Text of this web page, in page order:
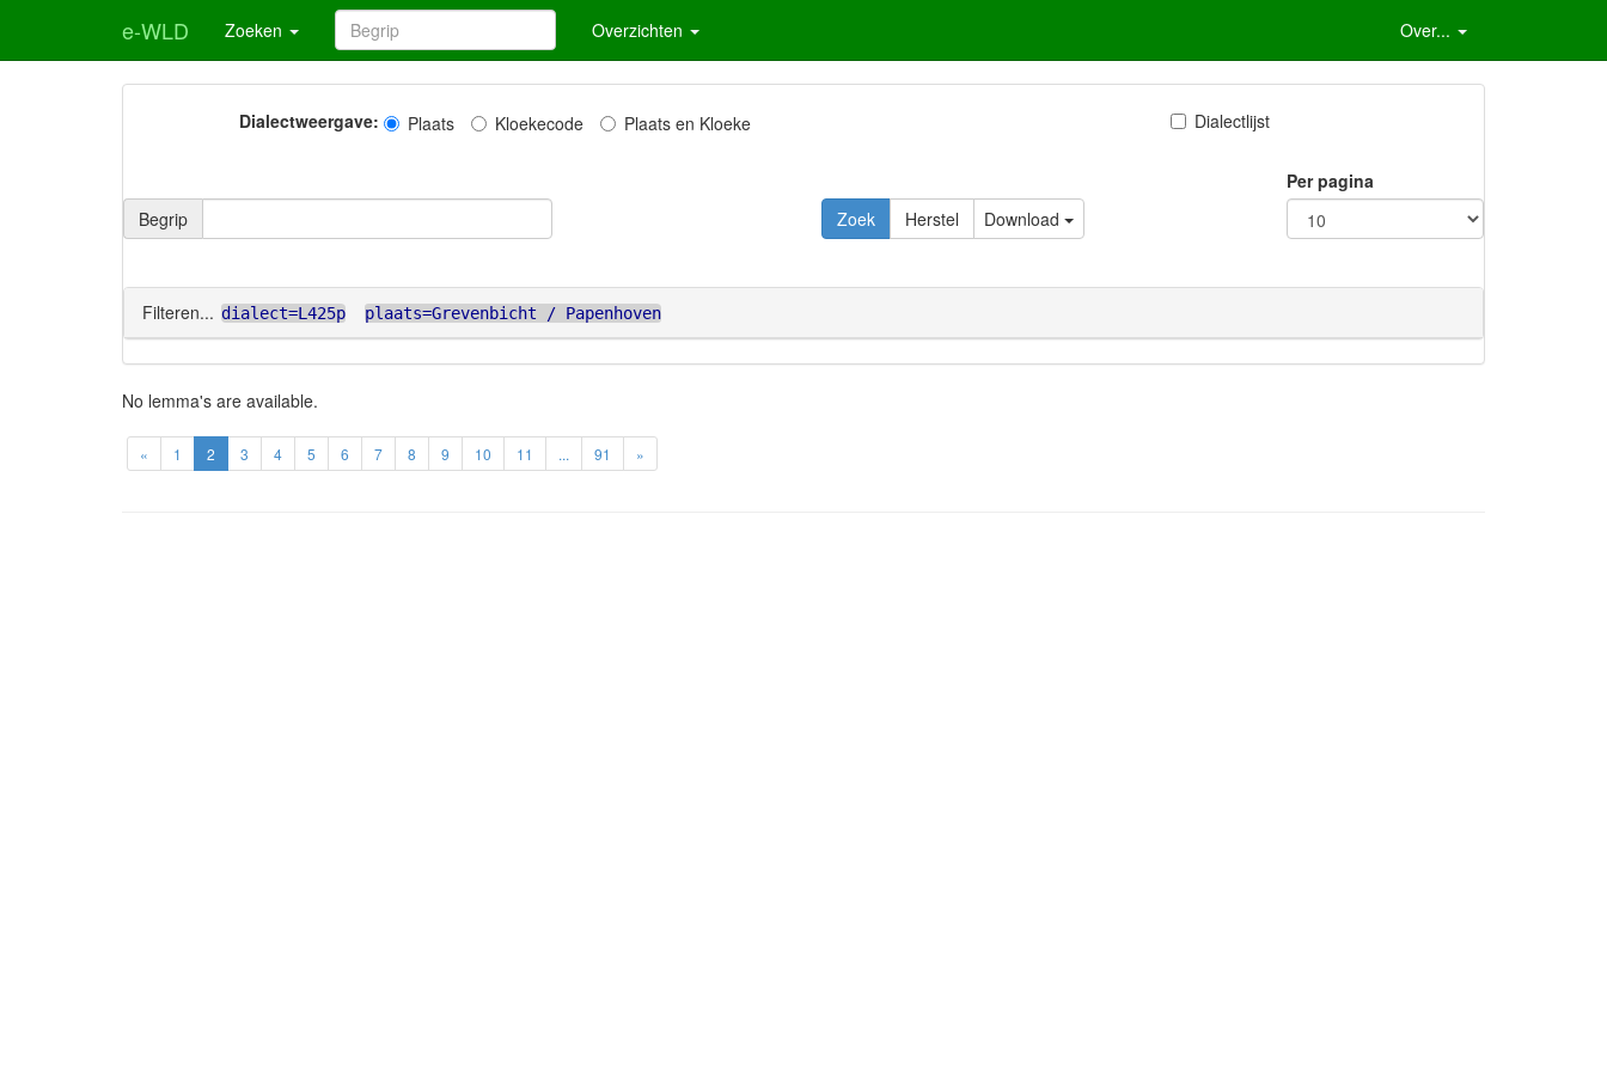
e-WLD Zoeken Overzichten Over...
Dialectweergave: Plaats Kloekecode Plaats en Kloeke Dialectlijst
Begrip Zoek Herstel Download
Per pagina
Filteren... dialect=L425p plaats=Grevenbicht / Papenhoven
No lemma's are available.
« 1 2 3 4 5 6 7 8 9 10 11 ... 91 »